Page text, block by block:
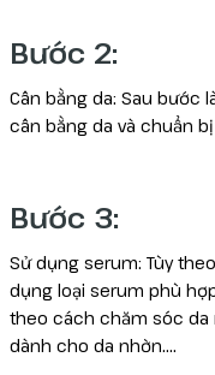
Bước 2:
Cân bằng da: Sau bước
cân bằng da và chuẩn
Bước 3:
Sử dụng serum: Tùy
dụng loại serum phù
theo cách chăm sóc
dành cho da nhờn….